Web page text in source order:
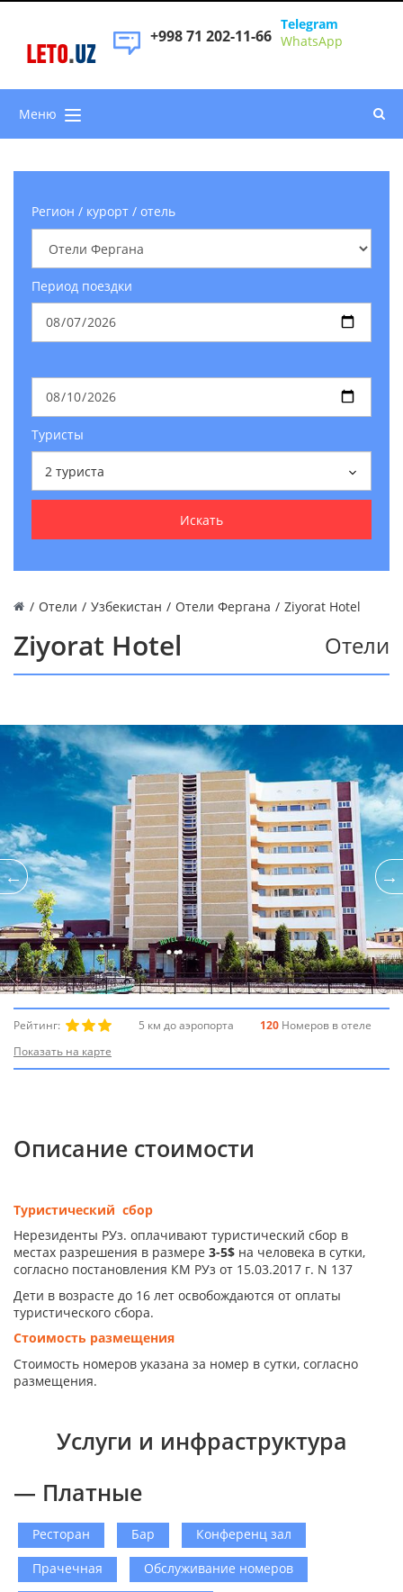
LETO.UZ
+998 71 202-11-66
Telegram
WhatsApp
Меню
Регион / курорт / отель
Период поездки
Туристы
2 туриста
Искать
/ Отели / Узбекистан / Отели Фергана / Ziyorat Hotel
Ziyorat Hotel Отели
Рейтинг: 5 км до аэропорта 120 Номеров в отеле
Показать на карте
Описание стоимости
Туристический сбор
Нерезиденты РУз. оплачивают туристический сбор в
местах разрешения в размере 3-5$ на человека в сутки,
согласно постановления КМ РУз от 15.03.2017 г. N 137
Дети в возрасте до 16 лет освобождаются от оплаты
туристического сбора.
Стоимость размещения
Стоимость номеров указана за номер в сутки, согласно
размещения.
Услуги и инфраструктура
— Платные
Ресторан Бар
Конференц зал
Прачечная
Обслуживание номеров